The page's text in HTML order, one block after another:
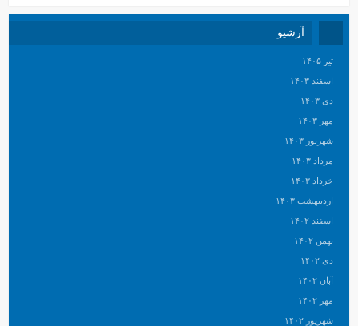
آرشیو
تیر ۱۴۰۵
اسفند ۱۴۰۳
دی ۱۴۰۳
مهر ۱۴۰۳
شهریور ۱۴۰۳
مرداد ۱۴۰۳
خرداد ۱۴۰۳
اردیبهشت ۱۴۰۳
اسفند ۱۴۰۲
بهمن ۱۴۰۲
دی ۱۴۰۲
آبان ۱۴۰۲
مهر ۱۴۰۲
شهریور ۱۴۰۲